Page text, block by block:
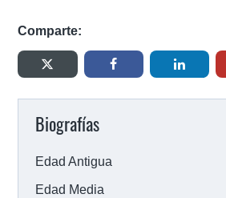
Comparte:
Biografías
Edad Antigua
Edad Media